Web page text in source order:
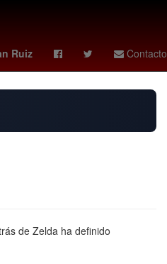
Ruiz Contacto
de Zelda ha definido